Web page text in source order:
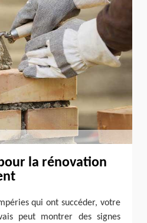
la rénovation
qui ont succéder, votre
peut montrer des signes